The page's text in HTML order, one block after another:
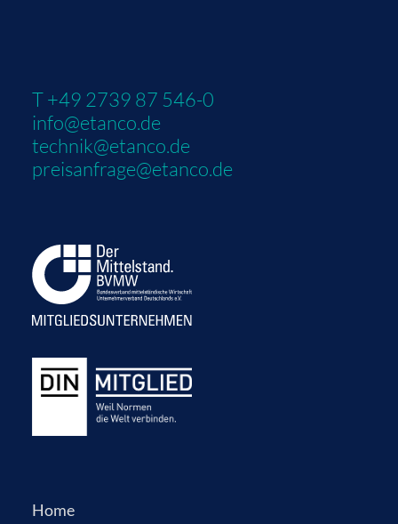
T +49 2739 87 546-0
info@etanco.de
technik@etanco.de
preisanfrage@etanco.de
Home